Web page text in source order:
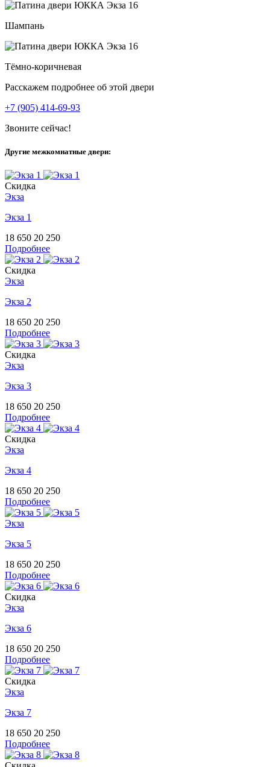
Шампань
Тёмно-коричневая
Расскажем подробнее об этой двери
+7 (905) 414-69-93
Звоните сейчас!
Другие межкомнатные двери:
Скидка
Экза
Экза 1
18 650 20 250
Подробнее
Скидка
Экза
Экза 2
18 650 20 250
Подробнее
Скидка
Экза
Экза 3
18 650 20 250
Подробнее
Скидка
Экза
Экза 4
18 650 20 250
Подробнее
Экза
Экза 5
18 650 20 250
Подробнее
Скидка
Экза
Экза 6
18 650 20 250
Подробнее
Скидка
Экза
Экза 7
18 650 20 250
Подробнее